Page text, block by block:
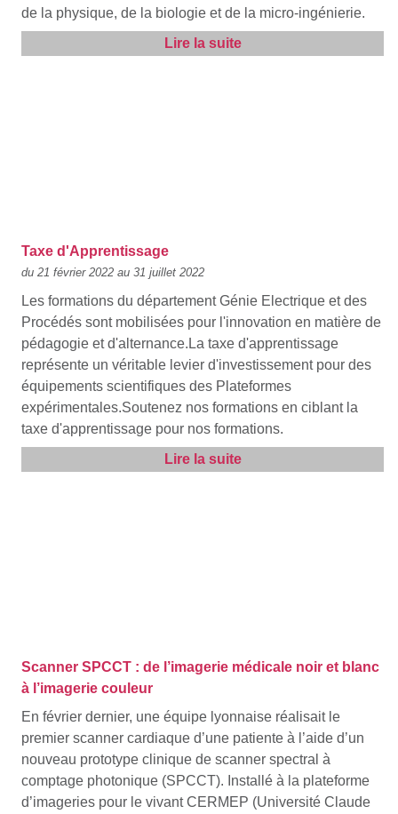
de la physique, de la biologie et de la micro-ingénierie.
Lire la suite
Taxe d'Apprentissage
du 21 février 2022 au 31 juillet 2022
Les formations du département Génie Electrique et des
Procédés sont mobilisées pour l'innovation en matière de
pédagogie et d'alternance.La taxe d'apprentissage
représente un véritable levier d'investissement pour des
équipements scientifiques des Plateformes
expérimentales.Soutenez nos formations en ciblant la
taxe d'apprentissage pour nos formations.
Lire la suite
Scanner SPCCT : de l’imagerie médicale noir et blanc
à l’imagerie couleur
En février dernier, une équipe lyonnaise réalisait le
premier scanner cardiaque d’une patiente à l’aide d’un
nouveau prototype clinique de scanner spectral à
comptage photonique (SPCCT). Installé à la plateforme
d’imageries pour le vivant CERMEP (Université Claude